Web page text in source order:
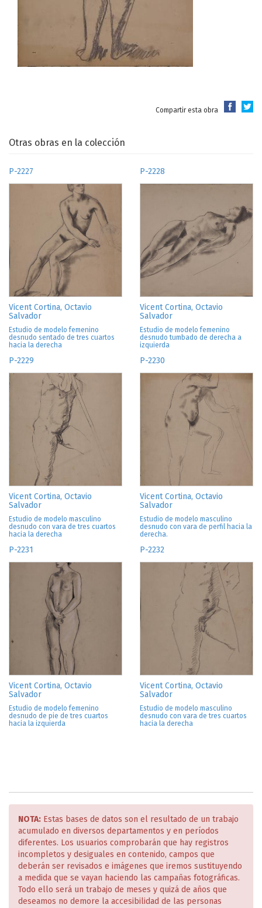
Compartir esta obra
Otras obras en la colección
P-2227
Vicent Cortina, Octavio
Salvador
Estudio de modelo femenino
desnudo sentado de tres cuartos
hacia la derecha
P-2228
Vicent Cortina, Octavio
Salvador
Estudio de modelo femenino
desnudo tumbado de derecha a
izquierda
P-2229
Vicent Cortina, Octavio
Salvador
Estudio de modelo masculino
desnudo con vara de tres cuartos
hacia la derecha
P-2230
Vicent Cortina, Octavio
Salvador
Estudio de modelo masculino
desnudo con vara de perfil hacia la
derecha.
P-2231
Vicent Cortina, Octavio
Salvador
Estudio de modelo femenino
desnudo de pie de tres cuartos
hacia la izquierda
P-2232
Vicent Cortina, Octavio
Salvador
Estudio de modelo masculino
desnudo con vara de tres cuartos
hacia la derecha
NOTA: Estas bases de datos son el resultado de un trabajo
acumulado en diversos departamentos y en períodos
diferentes. Los usuarios comprobarán que hay registros
incompletos y desiguales en contenido, campos que
deberán ser revisados e imágenes que iremos sustituyendo
a medida que se vayan haciendo las campañas fotográficas.
Todo ello será un trabajo de meses y quizá de años que
deseamos no demore la accesibilidad de las personas